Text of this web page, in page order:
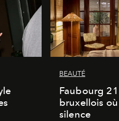
BEAUTÉ
Faubourg
bruxellois
silence